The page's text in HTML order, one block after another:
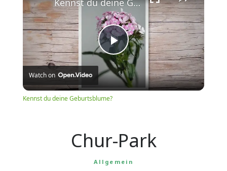
Play
Video
Kennst du deine Geburtsblume?
Watch on
Kennst du deine Geburtsblume?
Chur-Park
Allgemein